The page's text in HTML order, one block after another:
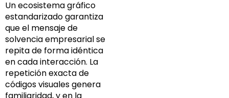
Un ecosistema gráfico
estandarizado garantiza
que el mensaje de
solvencia empresarial se
repita de forma idéntica
en cada interacción. La
repetición exacta de
códigos visuales genera